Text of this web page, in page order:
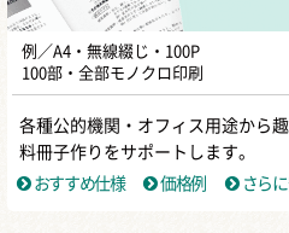
例／A4・無線綴じ・100P
100部・全部モノクロ印刷
各種公的機関・オフィス用途から
料冊子作りをサポートします。
おすすめ仕様
価格例 さらに